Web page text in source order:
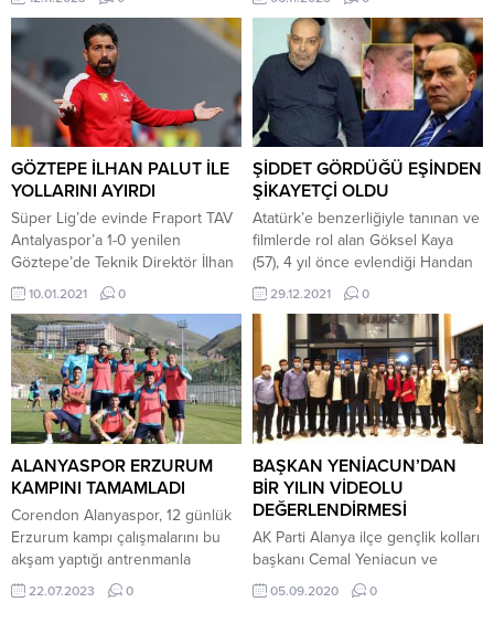
Spor Toto ile karşılaştı. Saat
14.00’da Alanya Atatürk Spor
Salonunda başlayan
karşılaşmanın ilk setini 25-23 ev
sahibi ekip Alanya Belediyespor
aldı ve durumu 1-0 getirdi. İkinci
seti 16-25 alan Spor Toto durumu
1-1 getirdi. Üçüncü seti 25-23
alan...
Alanyaspor karşılaştı. RGH
EnerTürk Enerji Stadyumu’nda
oynanan maçı ev sahibi ekip 1-0
kazanmayı başardı. Sarı-kırmızılı
ekibin tek golü 64. dakikada
Kemen’den geldi. Kayserispor bu
galibiyetle puanını 19’a yükseltti.
Yeni teknik direktörü Fatih Tekke
ile ilk maçına çıkan Alanyaspor ise
10 puanda...
GÖZTEPE İLHAN PALUT İLE
YOLLARINI AYIRDI
Süper Lig’de evinde Fraport TAV
Antalyaspor’a 1-0 yenilen
Göztepe’de Teknik Direktör İlhan
Palut devri sona erdi. Son
haftalarda alınan kötü sonuçların
ardından Antalyaspor’a da
kaybeden sarı-kırmızılılarda genç
teknik adam maç sonu
oyuncularla vedalaşmıştı.
Göztepe Kulübü de yaptığı
açıklamada İlhan Palut ile yolların
ayrıldığını açıkladı. “Futbol A
Takımı Teknik Direktörümüz
İlhan...
10.01.2021 0
ŞİDDET GÖRDÜĞÜ EŞİNDEN
ŞİKAYETÇİ OLDU
Atatürk’e benzerliğiyle tanınan ve
filmlerde rol alan Göksel Kaya
(57), 4 yıl önce evlendiği Handan
Sarıhan Kaya hakkında, kendisine
şiddet uyguladığı iddiasıyla
şikayette bulundu. Hastanede 4
gün tedavi görüp, taburcu edilen
Kaya, akciğer kanseri olduktan
sonra eşiyle arasının açıldığını
belirterek, “Denge kaybım olduğu
için çocuk bile dokunsa yere
düşüyorum. Tartıştık,...
29.12.2021 0
ALANYASPOR ERZURUM
KAMPINI TAMAMLADI
Corendon Alanyaspor, 12 günlük
Erzurum kampı çalışmalarını bu
akşam yaptığı antrenmanla
tamamladı. Alanyaspor yeni sezon
hazırlıklarına 25 Temmuz -5
22.07.2023 0
BAŞKAN YENİACUN’DAN
BİR YILIN VİDEOLU
DEĞERLENDİRMESİ
AK Parti Alanya ilçe gençlik kolları
başkanı Cemal Yeniacun ve
ekibinin göreve gelmesinin birinci
yılı dolayısı ile bir video paylaştı
05.09.2020 0